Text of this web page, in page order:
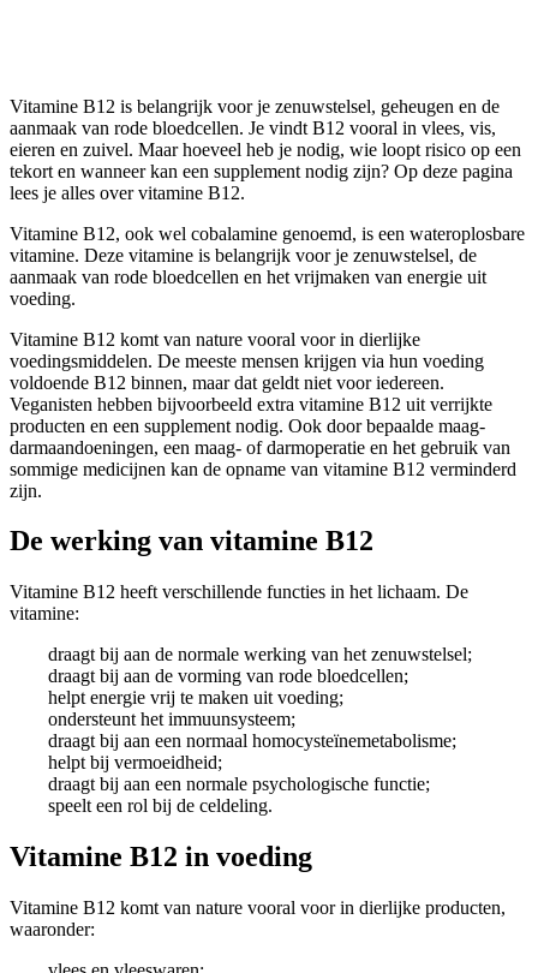
Vitamine B12 is belangrijk voor je zenuwstelsel, geheugen en de
aanmaak van rode bloedcellen. Je vindt B12 vooral in vlees, vis,
eieren en zuivel. Maar hoeveel heb je nodig, wie loopt risico op een
tekort en wanneer kan een supplement nodig zijn? Op deze pagina
lees je alles over vitamine B12.
Vitamine B12, ook wel cobalamine genoemd, is een wateroplosbare
vitamine. Deze vitamine is belangrijk voor je zenuwstelsel, de
aanmaak van rode bloedcellen en het vrijmaken van energie uit
voeding.
Vitamine B12 komt van nature vooral voor in dierlijke
voedingsmiddelen. De meeste mensen krijgen via hun voeding
voldoende B12 binnen, maar dat geldt niet voor iedereen.
Veganisten hebben bijvoorbeeld extra vitamine B12 uit verrijkte
producten en een supplement nodig. Ook door bepaalde maag-
darmaandoeningen, een maag- of darmoperatie en het gebruik van
sommige medicijnen kan de opname van vitamine B12 verminderd
zijn.
De werking van vitamine B12
Vitamine B12 heeft verschillende functies in het lichaam. De
vitamine:
draagt bij aan de normale werking van het zenuwstelsel;
draagt bij aan de vorming van rode bloedcellen;
helpt energie vrij te maken uit voeding;
ondersteunt het immuunsysteem;
draagt bij aan een normaal homocysteïnemetabolisme;
helpt bij vermoeidheid;
draagt bij aan een normale psychologische functie;
speelt een rol bij de celdeling.
Vitamine B12 in voeding
Vitamine B12 komt van nature vooral voor in dierlijke producten,
waaronder: